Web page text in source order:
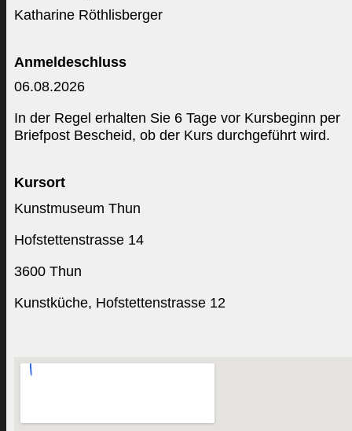
Katharine Röthlisberger
Anmeldeschluss
06.08.2026
In der Regel erhalten Sie 6 Tage vor Kursbeginn per
Briefpost Bescheid, ob der Kurs durchgeführt wird.
Kursort
Kunstmuseum Thun
Hofstettenstrasse 14
3600 Thun
Kunstküche, Hofstettenstrasse 12